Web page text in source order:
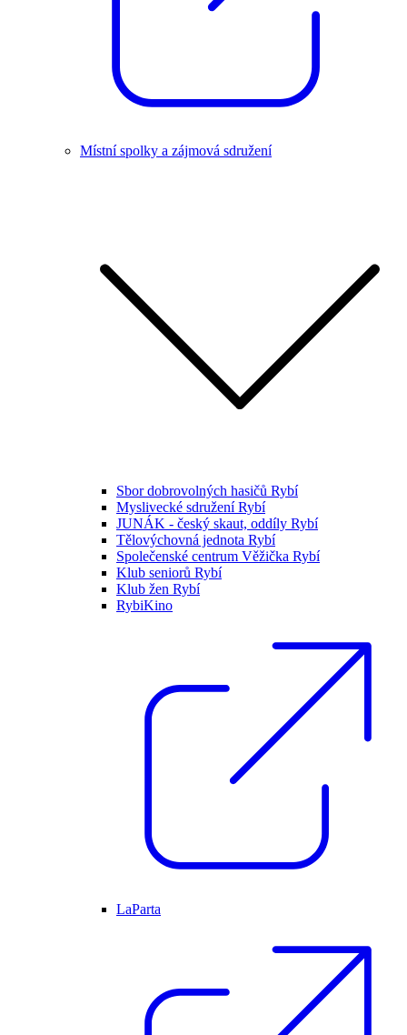
Místní spolky a zájmová sdružení
Sbor dobrovolných hasičů Rybí
Myslivecké sdružení Rybí
JUNÁK - český skaut, oddíly Rybí
Tělovýchovná jednota Rybí
Společenské centrum Věžička Rybí
Klub seniorů Rybí
Klub žen Rybí
RybiKino
LaParta